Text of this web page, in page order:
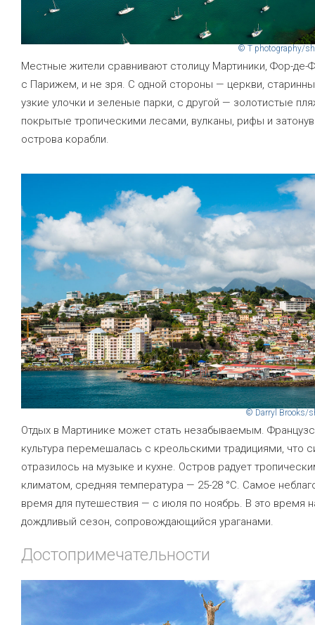
© T photography/
Местные жители сравнивают столицу Мартиники, Фор-де-
с Парижем, и не зря. С одной стороны — церкви,
узкие улочки и зеленые парки, с другой — золотистые
покрытые тропическими лесами, вулканы, рифы и
острова корабли.
© Darryl Brooks/
Отдых в Мартинике может стать незабываемым.
культура перемешалась с креольскими традициями, что
отразилось на музыке и кухне. Остров радует
климатом, средняя температура — 25-28 °C. Самое
время для путешествия — с июля по ноябрь. В это время
дождливый сезон, сопровождающийся ураганами.
Достопримечательности